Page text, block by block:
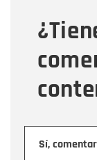
Sí,
Mensaje